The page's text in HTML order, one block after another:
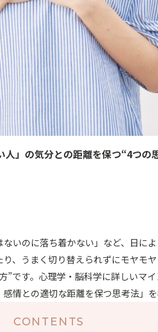
」の気分との距離を保つ“4つの
いのに落ち着かない」など、日に
、うまく切り替えられずにモヤモ
”です。心理学・脳科学に詳しいマ
情との適切な距離を保つ思考法」を
CONTENTS